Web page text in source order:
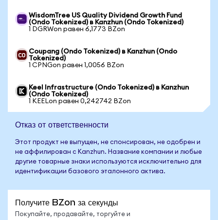
WisdomTree US Quality Dividend Growth Fund
(Ondo Tokenized) в Kanzhun (Ondo Tokenized)
1 DGRWon равен 6,1773 BZon
Coupang (Ondo Tokenized) в Kanzhun (Ondo
Tokenized)
1 CPNGon равен 1,0056 BZon
Keel Infrastructure (Ondo Tokenized) в Kanzhun
(Ondo Tokenized)
1 KEELon равен 0,242742 BZon
Отказ от ответственности
Этот продукт не выпущен, не спонсирован, не одобрен и
не аффилирован с Kanzhun. Название компании и любые
другие товарные знаки используются исключительно для
идентификации базового эталонного актива.
Получите BZon за секунды
Покупайте, продавайте, торгуйте и